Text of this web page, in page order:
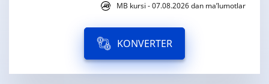
MB kursi - 07.08.2026 dan ma’lumotlar
KONVERTER